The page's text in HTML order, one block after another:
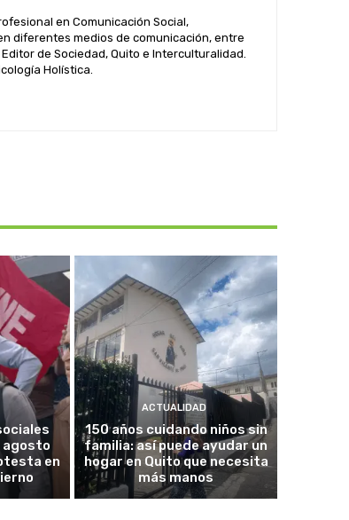
en Comunicación Social,
diferentes medios de comunicación, entre
de Sociedad, Quito e Interculturalidad.
Holística.
agosto
en
ACTUALIDAD
150 años cuidando niños sin
familia: así puede ayudar un
hogar en Quito que necesita
más manos